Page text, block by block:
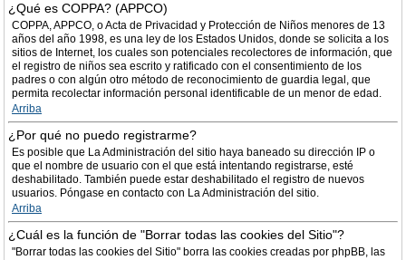
¿Qué es COPPA? (APPCO)
COPPA, APPCO, o Acta de Privacidad y Protección de Niños menores de 13
años del año 1998, es una ley de los Estados Unidos, donde se solicita a los
sitios de Internet, los cuales son potenciales recolectores de información, que
el registro de niños sea escrito y ratificado con el consentimiento de los
padres o con algún otro método de reconocimiento de guardia legal, que
permita recolectar información personal identificable de un menor de edad.
Arriba
¿Por qué no puedo registrarme?
Es posible que La Administración del sitio haya baneado su dirección IP o
que el nombre de usuario con el que está intentando registrarse, esté
deshabilitado. También puede estar deshabilitado el registro de nuevos
usuarios. Póngase en contacto con La Administración del sitio.
Arriba
¿Cuál es la función de "Borrar todas las cookies del Sitio"?
"Borrar todas las cookies del Sitio" borra las cookies creadas por phpBB, las